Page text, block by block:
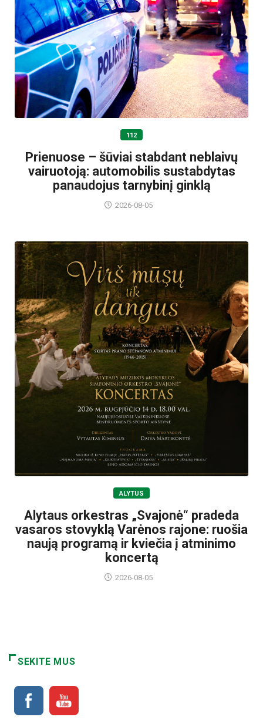
112
Prienuose – šūviai stabdant neblaivų
vairuotoją: automobilis sustabdytas
panaudojus tarnybinį ginklą
2026-08-05
ALYTUS
Alytaus orkestras „Svajonė“ pradeda
vasaros stovyklą Varėnos rajone: ruošia
naują programą ir kviečia į atminimo
koncertą
2026-08-05
SEKITE MUS